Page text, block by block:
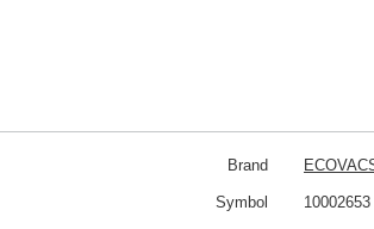
Brand
Symbol 10002653